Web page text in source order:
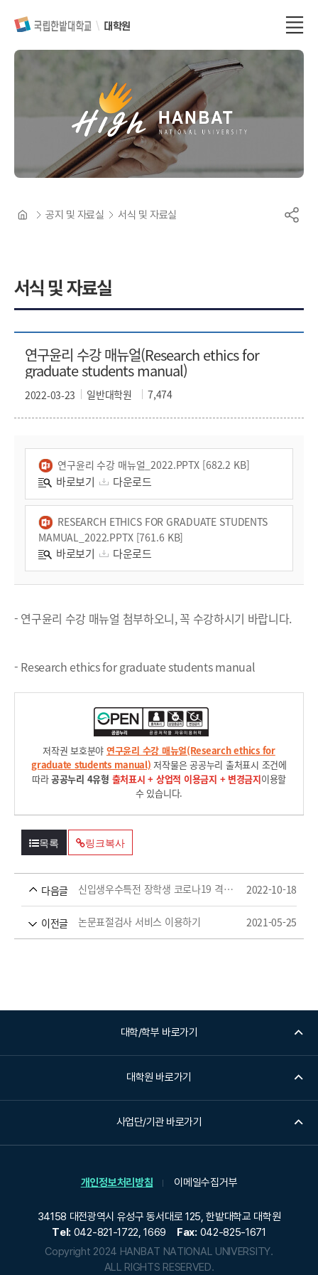
대학원
서식 및 자료실
공지 및 자료실 서식 및 자료실
연구윤리 수강 매뉴얼(Research ethics for
graduate students manual)
일반대학원 7,474
2022-03-23
연구윤리 수강 매뉴얼_2022.PPTX [682.2 KB]
바로보기 다운로드
RESEARCH ETHICS FOR GRADUATE STUDENTS
MAMUAL_2022.PPTX [761.6 KB]
바로보기 다운로드
- 연구윤리 수강 매뉴얼 첨부하오니, 꼭 수강하시기 바랍니다.
- Research ethics for graduate students manual
저작권 보호분야 연구윤리 수강 매뉴얼(Research ethics for
graduate students manual) 저작물은 공공누리 출처표시 조건에
따라공공누리 4유형 출처표시 + 상업적 이용금지 + 변경금지이용할
수 있습니다.
목록 링크복사
다음글 신입생우수특전 장학생 코로나19 격리자 복무기간 연장 관련 양식 2022-10-18
이전글 논문표절검사 서비스 이용하기 2021-05-25
대학/학부 바로가기
대학원 바로가기
사업단/기관 바로가기
개인정보처리방침 이메일수집거부
34158 대전광역시 유성구 동서대로 125, 한밭대학교 대학원
Tel: 042-821-1722, 1669 Fax: 042-825-1671
Copyright 2024 HANBAT NATIONAL UNIVERSITY.
ALL RIGHTS RESERVED.